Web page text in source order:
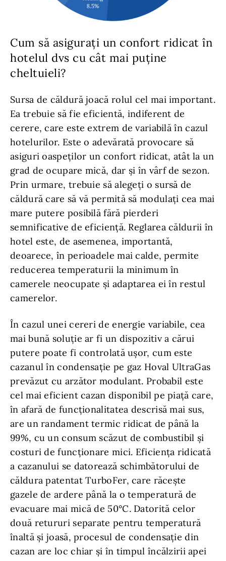
Cum să asigurați un confort ridicat în
hotelul dvs cu cât mai puține
cheltuieli?
Sursa de căldură joacă rolul cel mai important.
Ea trebuie să fie eficientă, indiferent de
cerere, care este extrem de variabilă în cazul
hotelurilor. Este o adevărată provocare să
asiguri oaspeților un confort ridicat, atât la un
grad de ocupare mică, dar și în vârf de sezon.
Prin urmare, trebuie să alegeți o sursă de
căldură care să vă permită să modulați cea mai
mare putere posibilă fără pierderi
semnificative de eficiență. Reglarea căldurii în
hotel este, de asemenea, importantă,
deoarece, în perioadele mai calde, permite
reducerea temperaturii la minimum în
camerele neocupate și adaptarea ei în restul
camerelor.
În cazul unei cereri de energie variabile, cea
mai bună soluție ar fi un dispozitiv a cărui
putere poate fi controlată ușor, cum este
cazanul în condensație pe gaz Hoval UltraGas
prevăzut cu arzător modulant. Probabil este
cel mai eficient cazan disponibil pe piață care,
în afară de funcționalitatea descrisă mai sus,
are un randament termic ridicat de până la
99%, cu un consum scăzut de combustibil și
costuri de funcționare mici. Eficiența ridicată
a cazanului se datorează schimbătorului de
căldura patentat TurboFer, care răcește
gazele de ardere până la o temperatură de
evacuare mai mică de 50°C. Datorită celor
două retururi separate pentru temperatură
înaltă și joasă, procesul de condensație din
cazan are loc chiar și în timpul încălzirii apei